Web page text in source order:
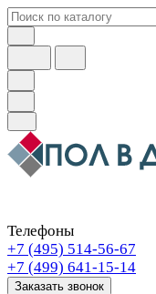
Телефоны
+7 (495) 514-56-67
+7 (499) 641-15-14
Заказать звонок